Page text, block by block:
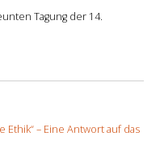
Tagung der 14.
Ethik“ – Eine Antwort auf das